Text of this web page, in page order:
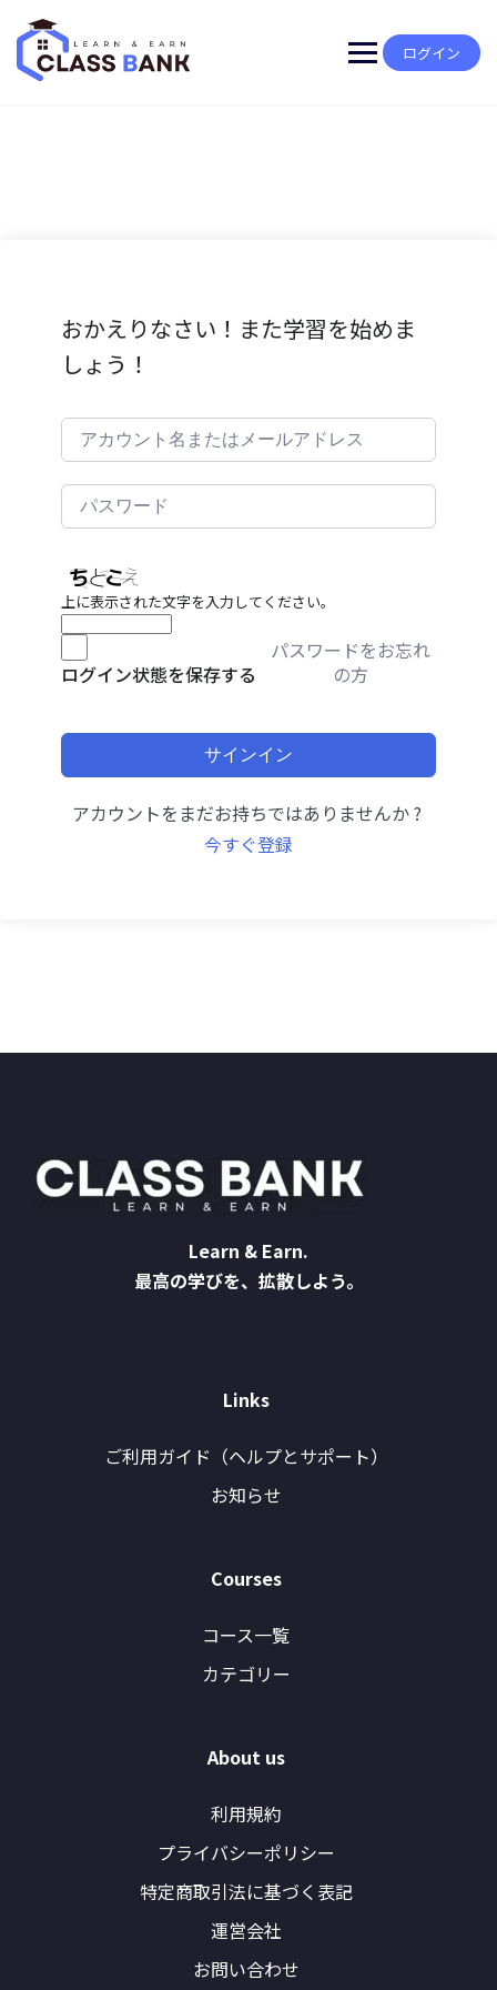
content
ログイン
おかえりなさい！また学習を始めま
しょう！
上に表示された文字を入力してください。
ログイン状態を保存する
パスワードをお忘れ
の方
サインイン
アカウントをまだお持ちではありませんか ?
今すぐ登録
Learn & Earn.
最高の学びを、拡散しよう。
Links
ご利用ガイド（ヘルプとサポート）
お知らせ
Courses
コース一覧
カテゴリー
About us
利用規約
プライバシーポリシー
特定商取引法に基づく表記
運営会社
お問い合わせ